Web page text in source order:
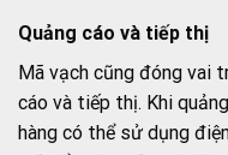
Quảng cáo và tiếp thị
Mã vạch cũng đóng vai
cáo và tiếp thị. Khi
hàng có thể sử dụng